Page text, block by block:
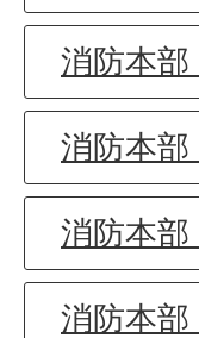
消防本部
消防本部
消防本部
消防本部